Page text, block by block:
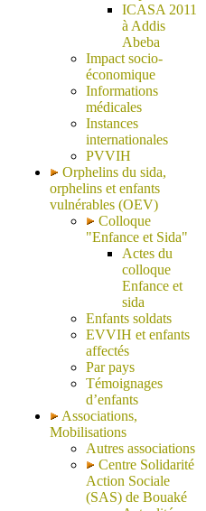
ICASA 2011
à Addis
Abeba
Impact socio-
économique
Informations
médicales
Instances
internationales
PVVIH
Orphelins du sida,
orphelins et enfants
vulnérables (OEV)
Colloque
"Enfance et Sida"
Actes du
colloque
Enfance et
sida
Enfants soldats
EVVIH et enfants
affectés
Par pays
Témoignages
d’enfants
Associations,
Mobilisations
Autres associations
Centre Solidarité
Action Sociale
(SAS) de Bouaké